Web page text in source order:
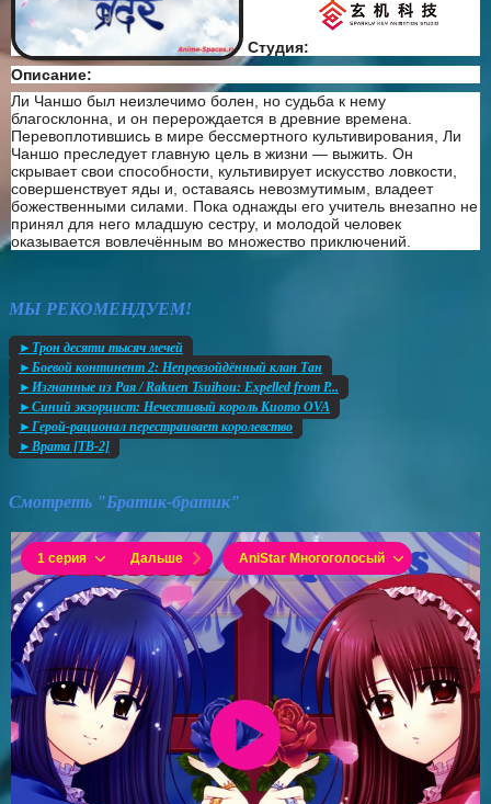
Студия:
Описание:
Ли Чаншо был неизлечимо болен, но судьба к нему
благосклонна, и он перерождается в древние времена.
Перевоплотившись в мире бессмертного культивирования, Ли
Чаншо преследует главную цель в жизни — выжить. Он
скрывает свои способности, культивирует искусство ловкости,
совершенствует яды и, оставаясь невозмутимым, владеет
божественными силами. Пока однажды его учитель внезапно не
принял для него младшую сестру, и молодой человек
оказывается вовлечённым во множество приключений.
МЫ РЕКОМЕНДУЕМ!
►Трон десяти тысяч мечей
►Боевой континент 2: Непревзойдённый клан Тан
►Изгнанные из Рая / Rakuen Tsuihou: Expelled from P...
►Синий экзорцист: Нечестивый король Киото OVA
►Герой-рационал перестраивает королевство
►Врата [ТВ-2]
Смотреть "Братик-братик"